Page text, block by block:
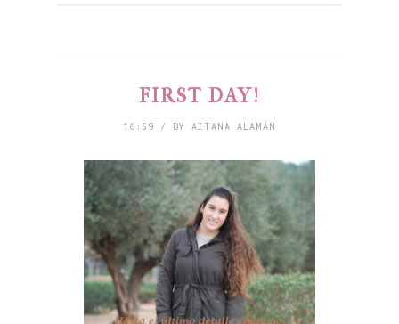
FIRST DAY!
16:59 / BY AITANA ALAMÁN